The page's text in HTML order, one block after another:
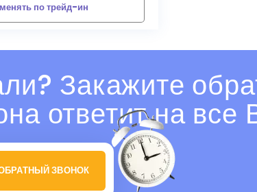
по трейд-ин
Закажите
ответит на
ЗВОНОК